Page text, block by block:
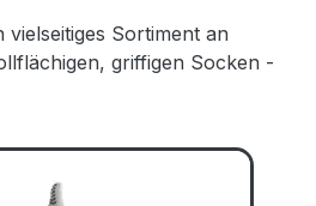
Sortiment an
griffigen Socken -